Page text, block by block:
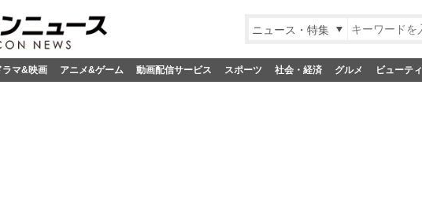
ニュース・特集
ラマ&映画 アニメ&ゲーム 動画配信サービス スポーツ 社会・経済 グルメ ビューティ